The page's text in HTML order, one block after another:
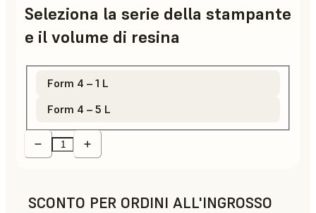
Seleziona la serie della stampante
e il volume di resina
Form 4 – 1 L
Form 4 – 5 L
SCONTO PER ORDINI ALL'INGROSSO